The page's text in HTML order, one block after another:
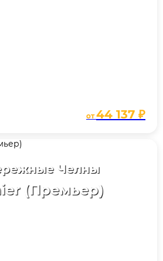
от44 137 ₽
Челны
(Премьер)